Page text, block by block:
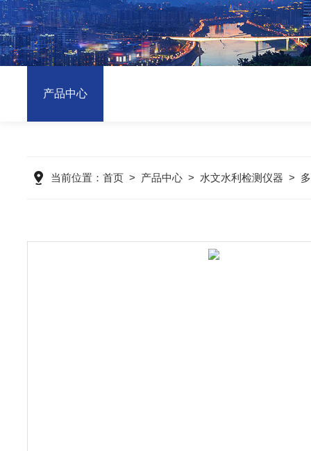
产品中心
当前位置： 首页 > 产品中心 > 水文水利检测仪器 >